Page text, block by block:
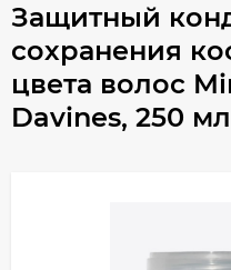
Защитный
сохранения
цвета волос
Davines, 250 мл